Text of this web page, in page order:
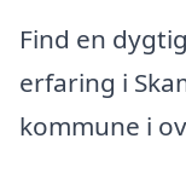
Find en
erfaring i
kommune i